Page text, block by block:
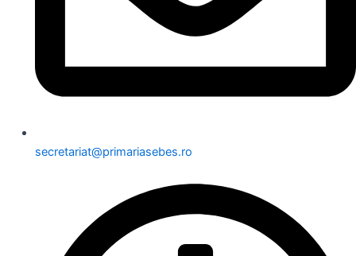
secretariat@primariasebes.ro